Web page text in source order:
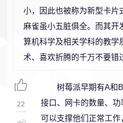
小，因此也被称为新型卡片
麻雀虽小五脏俱全。而其开
算机科学及相关学科的教学
术、喜欢折腾的千万不要错
树莓派早期有A和
接口、网卡的数量、
可以支撑他们正常工
22